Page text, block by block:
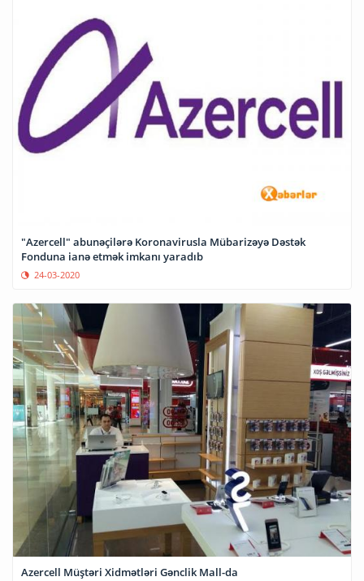
"Azercell" abunəçilərə Koronavirusla Mübarizəyə Dəstək
Fonduna ianə etmək imkanı yaradıb
24-03-2020
Azercell Müştəri Xidmətləri Gənclik Mall-da